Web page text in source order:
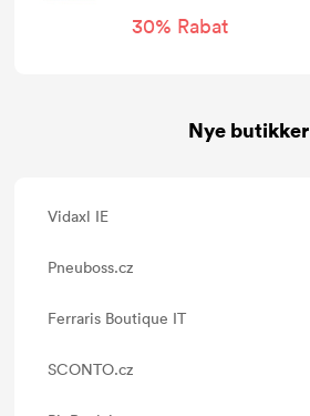
30% Rabat
Nye butikker
Vidaxl IE
Pneuboss.cz
Ferraris Boutique IT
SCONTO.cz